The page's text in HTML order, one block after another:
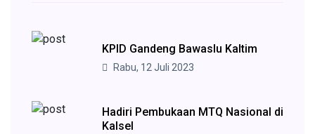
KPID Gandeng Bawaslu Kaltim
Rabu, 12 Juli 2023
Hadiri Pembukaan MTQ Nasional di
Kalsel